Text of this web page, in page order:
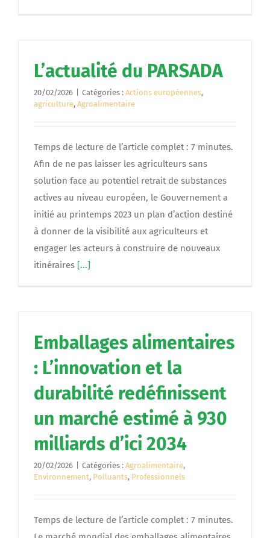
L’actualité du PARSADA
20/02/2026 Catégories : Actions européennes,
agriculture, Agroalimentaire
Temps de lecture de l’article complet : 7 minutes.
Afin de ne pas laisser les agriculteurs sans
solution face au potentiel retrait de substances
actives au niveau européen, le Gouvernement a
initié au printemps 2023 un plan d’action destiné
à donner de la visibilité aux agriculteurs et
engager les acteurs à construire de nouveaux
itinéraires [...]
Emballages alimentaires
: L’innovation et la
durabilité redéfinissent
un marché estimé à 930
milliards d’ici 2034
20/02/2026 Catégories : Agroalimentaire,
Environnement, Polluants, Professionnels
Temps de lecture de l’article complet : 7 minutes.